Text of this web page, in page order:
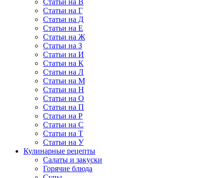
Статьи на В
Статьи на Г
Статьи на Д
Статьи на Е
Статьи на Ж
Статьи на З
Статьи на И
Статьи на К
Статьи на Л
Статьи на М
Статьи на Н
Статьи на О
Статьи на П
Статьи на Р
Статьи на С
Статьи на Т
Статьи на У
Кулинарные рецепты
Салаты и закуски
Горячие блюда